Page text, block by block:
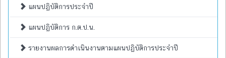
แผนปฏิบัติการประจำปี
แผนปฏิบัติการ ก.ต.ป.น.
รายงานผลการดำเนินงานตามแผนปฏิบัติการประจำปี